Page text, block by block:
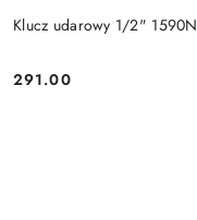
Klucz udarowy 1/2"
Cena:
291.00